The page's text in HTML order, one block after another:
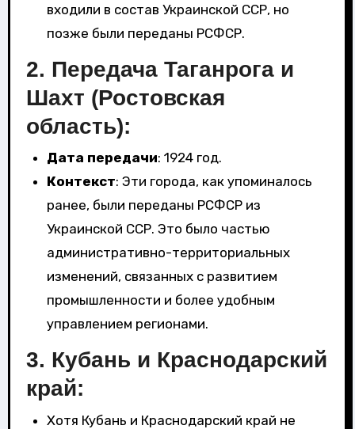
входили в состав Украинской ССР, но
позже были переданы РСФСР.
2. Передача Таганрога и
Шахт (Ростовская
область):
Дата передачи: 1924 год.
Контекст: Эти города, как упоминалось
ранее, были переданы РСФСР из
Украинской ССР. Это было частью
административно-территориальных
изменений, связанных с развитием
промышленности и более удобным
управлением регионами.
3. Кубань и Краснодарский
край:
Хотя Кубань и Краснодарский край не